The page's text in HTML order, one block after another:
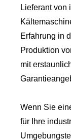
Lieferant von
Erfahrung in
Produktion
mit
Wenn Sie
für Ihre